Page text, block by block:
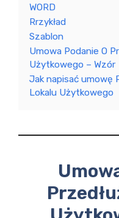
WORD
Rrzykład
Szablon
Umowa Podanie O
Użytkowego – Wzór
Jak napisać umowę
Lokalu Użytkowego